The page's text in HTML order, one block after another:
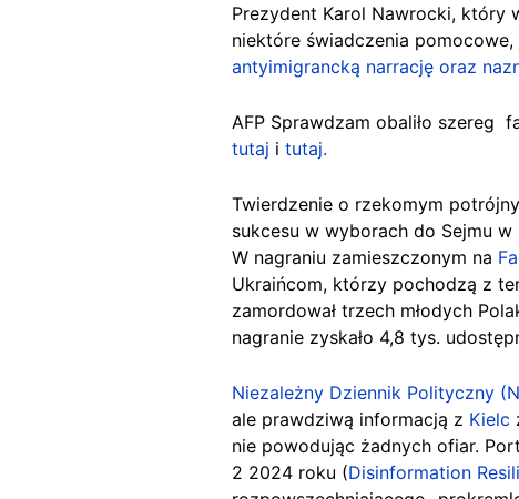
Prezydent Karol Nawrocki, który
niektóre świadczenia
antyimigrancką narrację oraz
AFP Sprawdzam obaliło szereg
tutaj i tutaj.
Twierdzenie o rzekomym
sukcesu w wyborach do Sejmu
W nagraniu zamieszczonym na
Ukraińcom, którzy pochodzą z
zamordował trzech młodych
nagranie zyskało 4,8 tys.
Niezależny Dziennik Polityczny
ale prawdziwą informacją z Kielc
nie powodując żadnych ofiar.
2 2024 roku (Disinformation